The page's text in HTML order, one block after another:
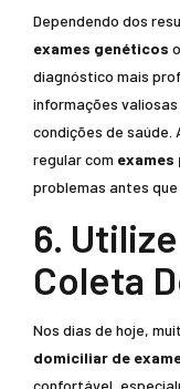
Dependendo dos
exames genéticos
diagnóstico mais
informações
condições de saúde.
regular com
problemas antes
6.
Coleta
Nos dias de hoje,
domiciliar de
confortável,